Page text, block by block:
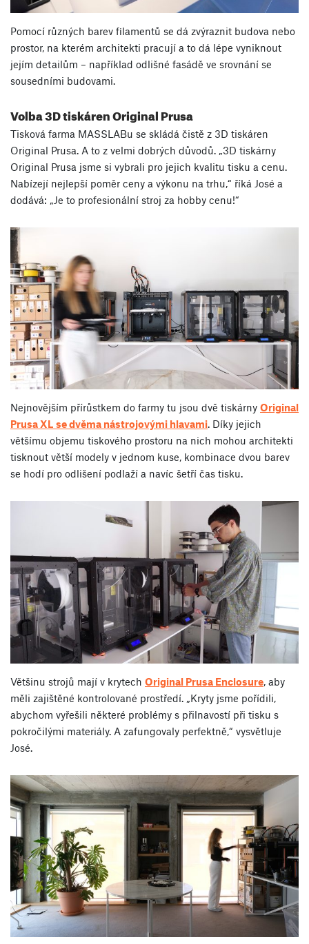
Pomocí různých barev filamentů se dá zvýraznit budova nebo
prostor, na kterém architekti pracují a to dá lépe vyniknout
jejím detailům – například odlišné fasádě ve srovnání se
sousedními budovami.
Volba 3D tiskáren Original Prusa
Tisková farma MASSLABu se skládá čistě z 3D tiskáren
Original Prusa. A to z velmi dobrých důvodů. „3D tiskárny
Original Prusa jsme si vybrali pro jejich kvalitu tisku a cenu.
Nabízejí nejlepší poměr ceny a výkonu na trhu,“ říká José a
dodává: „Je to profesionální stroj za hobby cenu!“
Nejnovějším přírůstkem do farmy tu jsou dvě tiskárny Original
Prusa XL se dvěma nástrojovými hlavami. Díky jejich
většímu objemu tiskového prostoru na nich mohou architekti
tisknout větší modely v jednom kuse, kombinace dvou barev
se hodí pro odlišení podlaží a navíc šetří čas tisku.
Většinu strojů mají v krytech Original Prusa Enclosure , aby
měli zajištěné kontrolované prostředí. „Kryty jsme pořídili,
abychom vyřešili některé problémy s přilnavostí při tisku s
pokročilými materiály. A zafungovaly perfektně,“ vysvětluje
José.